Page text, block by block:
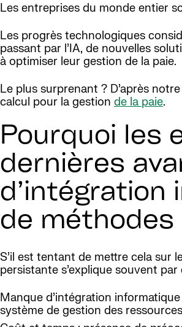
Les entreprises du monde entier
Les progrès technologiques
passant par l’IA, de nouvelles
à optimiser leur gestion de la paie.
Le plus surprenant ? D’après
calcul pour la gestion de la paie.
Pourquoi les
dernières
de
S’il est tentant de mettre cela sur
persistante s’explique souvent
Manque d’intégration
système de gestion des